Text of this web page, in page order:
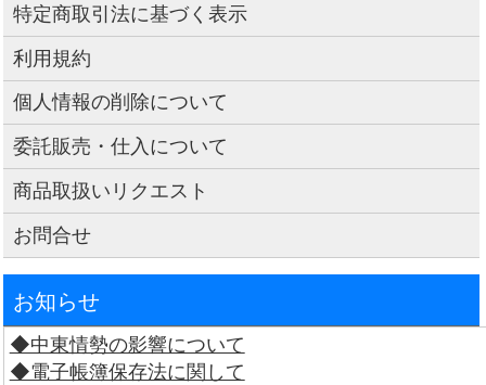
特定商取引法に基づく表示
利用規約
個人情報の削除について
委託販売・仕入について
商品取扱いリクエスト
お問合せ
お知らせ
◆中東情勢の影響について
◆電子帳簿保存法に関して